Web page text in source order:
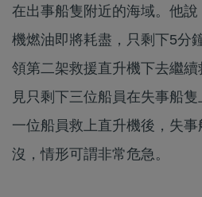
在出事船隻附近的海域。他
機燃油即將耗盡，只剩下5分
領第二架救援直升機下去繼
見只剩下三位船員在失事船
一位船員救上直升機後，失
沒，情形可謂非常危急。